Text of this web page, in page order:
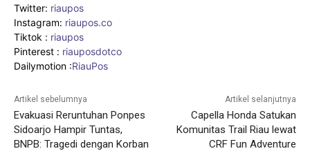
Twitter: riaupos
Instagram: riaupos.co
Tiktok : riaupos
Pinterest : riauposdotco
Dailymotion :RiauPos
Artikel sebelumnya
Evakuasi Reruntuhan Ponpes
Sidoarjo Hampir Tuntas,
BNPB: Tragedi dengan Korban
Artikel selanjutnya
Capella Honda Satukan
Komunitas Trail Riau lewat
CRF Fun Adventure